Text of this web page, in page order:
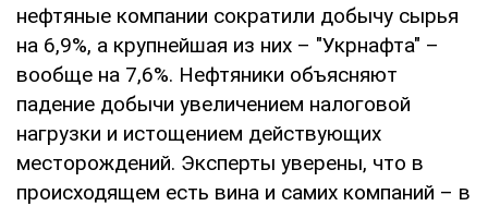
нефтяные компании сократили добычу сырья
на 6,9%, а крупнейшая из них – "Укрнафта" –
вообще на 7,6%. Нефтяники объясняют
падение добычи увеличением налоговой
нагрузки и истощением действующих
месторождений. Эксперты уверены, что в
происходящем есть вина и самих компаний – в